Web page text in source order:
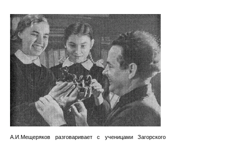
А.И.Мещеряков разговаривает с ученицами Загорского